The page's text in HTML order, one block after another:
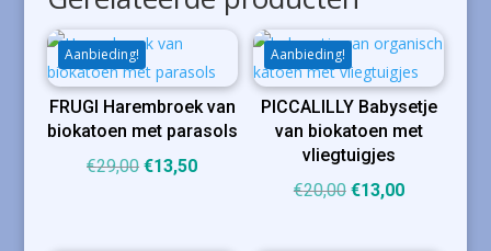
Aanbieding!
FRUGI Harembroek van
biokatoen met parasols
€29,00 Oorspronkelijke
€13,50Huidige
Aanbieding!
PICCALILLY Babysetje
van biokatoen met
vliegtuigjes
€20,00 Oorspronkelijke
€13,00Huidige